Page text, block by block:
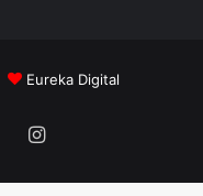
Eureka Digital
YouTubeInstagram